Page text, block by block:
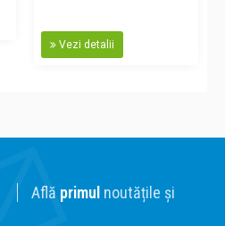
Vezi detalii
Află primul noutățile și